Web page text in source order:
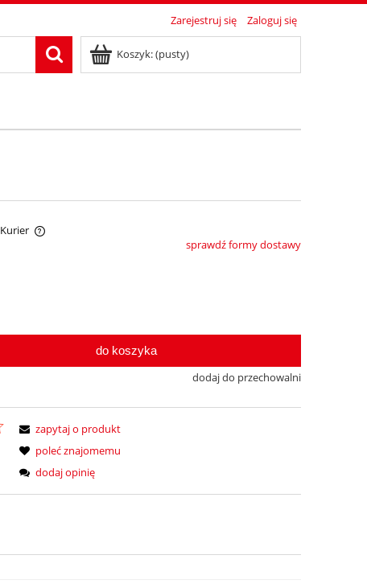
Zarejestruj się Zaloguj się
Koszyk:(pusty)
sprawdź formy dostawy
do koszyka
dodaj do przechowalni
zapytaj o produkt
poleć znajomemu
dodaj opinię